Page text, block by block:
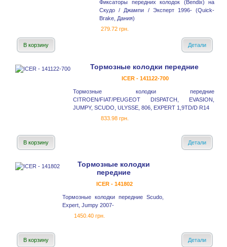
Фиксаторы передних колодок (Bendix) на
Скудо / Джампи / Эксперт 1996- (Quick-
Brake, Дания)
279.72 грн.
В корзину Детали
Тормозные колодки передние
ICER - 141122-700
Тормозные колодки передние
CITROEN/FIAT/PEUGEOT DISPATCH, EVASION,
JUMPY, SCUDO, ULYSSE, 806, EXPERT 1,9TD/D R14
833.98 грн.
В корзину Детали
Тормозные колодки
передние
ICER - 141802
Тормозные колодки передние Scudo,
Expert, Jumpy 2007-
1450.40 грн.
В корзину Детали